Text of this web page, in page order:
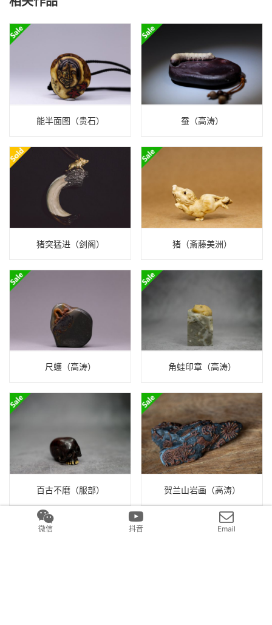
能半面图（贵石） 蚕（高涛）
猪突猛进（剑阁） 猪（斎藤美洲）
尺蠖（高涛） 角蛙印章（高涛）
百古不磨（服部） 贺兰山岩画（高涛）
微信 抖音 Email